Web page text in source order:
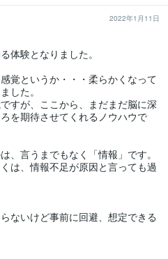
2022年1月11日
体験となりました。
覚というか・・・柔らかくなって
した。
すが、ここから、まだまだ脳に深
を期待させてくれるノウハウで
、言うまでもなく「情報」です。
は、情報不足が原因と言っても過
ないけど事前に回避、想定できる